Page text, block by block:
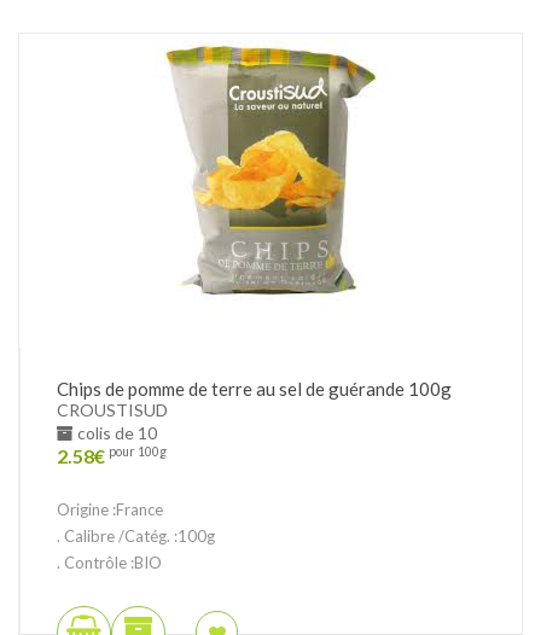
Chips de pomme de terre au sel de guérande 100g
CROUSTISUD
colis de 10
2.58€ pour 100g
Origine :France
. Calibre /Catég. :100g
. Contrôle :BIO